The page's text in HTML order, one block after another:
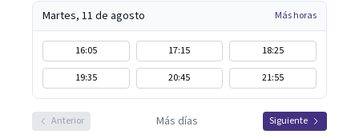
Martes, 11 de agosto Más horas
16:05 17:15
18:25
19:35
20:45 21:55
Anterior Más días Siguiente